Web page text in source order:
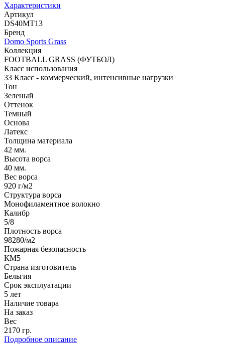
Характеристики
Артикул
DS40MT13
Бренд
Domo Sports Grass
Коллекция
FOOTBALL GRASS (ФУТБОЛ)
Класс использования
33 Класс - коммерческий, интенсивные нагрузки
Тон
Зеленый
Оттенок
Темный
Основа
Латекс
Толщина материала
42 мм.
Высота ворса
40 мм.
Вес ворса
920 г/м2
Структура ворса
Монофиламентное волокно
Калибр
5/8
Плотность ворса
98280/м2
Пожарная безопасность
КМ5
Страна изготовитель
Бельгия
Срок эксплуатации
5 лет
Наличие товара
На заказ
Вес
2170 гр.
Подробное описание